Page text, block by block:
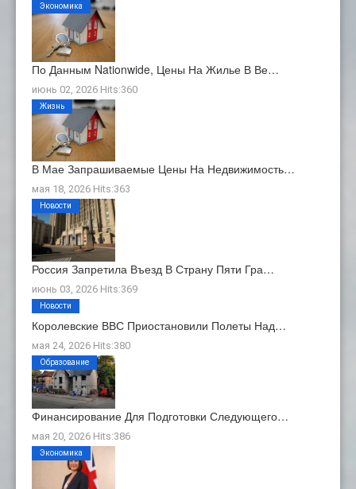
По Данным Nationwide, Цены На Жилье В Ве…
июнь 02, 2026 Hits:360
Экономика
В Мае Запрашиваемые Цены На Недвижимость…
мая 18, 2026 Hits:363
Жизнь
Россия Запретила Въезд В Страну Пяти Гра…
июнь 03, 2026 Hits:369
Новости
Королевские ВВС Приостановили Полеты Над…
мая 24, 2026 Hits:380
Новости
Финансирование Для Подготовки Следующего…
мая 20, 2026 Hits:386
Образование
Экономика